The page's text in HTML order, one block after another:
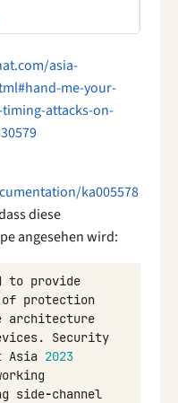
asia-
me-your-
attacks-on-
ka005578
diese
angesehen wird:
to provide
of protection
architecture
.
Security
Asia 2023
side-channel